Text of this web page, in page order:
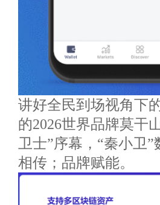
讲好全民到场视角下
的2026世界品牌莫干
卫士”序幕，“秦小卫
相传；品牌赋能。